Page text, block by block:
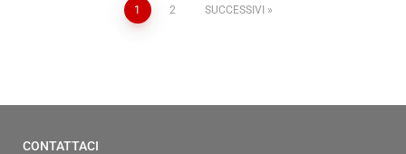
1 2 SUCCESSIVI
CONTATTACI